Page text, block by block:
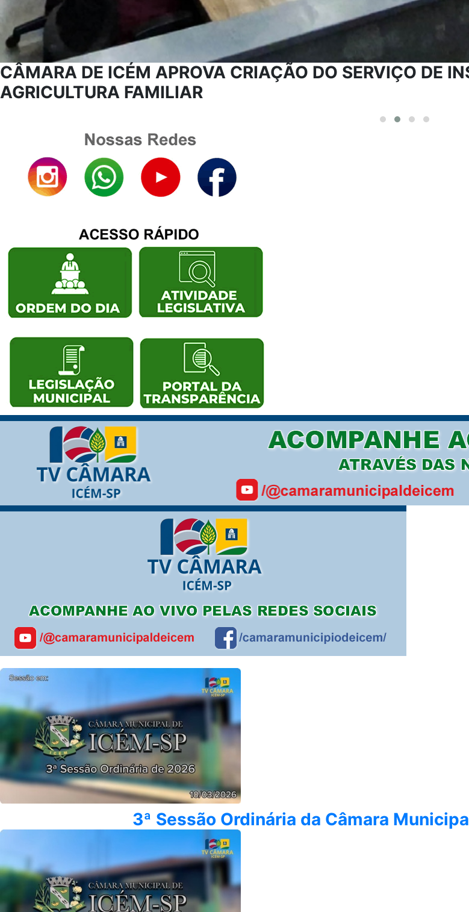
CÂMARA DE ICÉM APROVA CRIAÇÃO DO SERVIÇO DE
AGRICULTURA FAMILIAR
3ª Sessão Ordinária da Câmara